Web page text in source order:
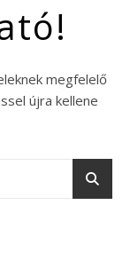
megfelelő
újra kellene